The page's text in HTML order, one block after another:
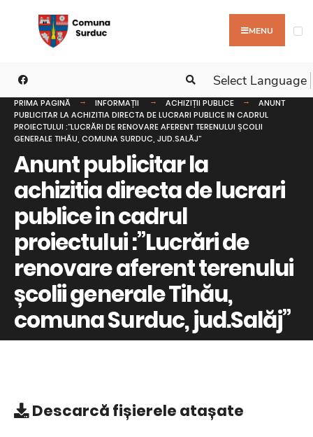
MENU
Select Language
PRIMA PAGINĂ INFORMAȚII ACHIZIȚII PUBLICE
ANUNT
PUBLICITAR LA ACHIZITIA DIRECTA DE LUCRARI PUBLICE IN CADRUL
PROIECTULUI :’’LUCRĂRI DE RENOVARE AFERENT TERENULUI ȘCOLII
GENERALE TIHĂU, COMUNA SURDUC, JUD.SALĂJ’’
Anunt publicitar la
achizitia directa de lucrari
publice in cadrul
proiectului :’’Lucrări de
renovare aferent terenului
școlii generale Tihău,
comuna Surduc, jud.Salăj’’
Descarcăfișierele atașate